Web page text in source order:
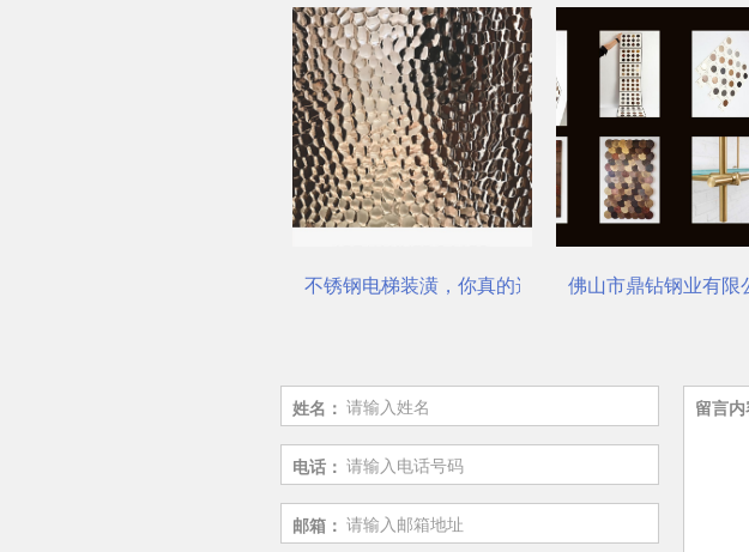
不锈钢电梯装潢，你真的选对了吗？佛山市鼎钻钢业有限
姓名：
电话：
邮箱：
留言内